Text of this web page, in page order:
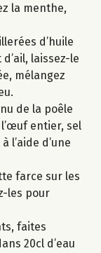
la menthe,
d’huile
laissez-le
mélangez
de la poêle
entier, sel
l’aide d’une
farce sur les
les pour
faites
20cl d’eau